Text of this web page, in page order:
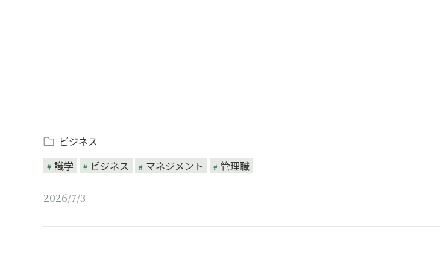
ビジネス
識学
ビジネス マネジメント 管理職
2026/7/3